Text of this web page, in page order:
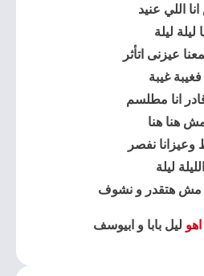
اللي عنيد
ليلة ليلة
عيزنى اتأثر
غيبة
انا مطلسم
هنا هنا
وعيزانا نفصر
الليلة ليلة
مش هتقدر و نشوف
اهو ليل بابا و ابيوسف